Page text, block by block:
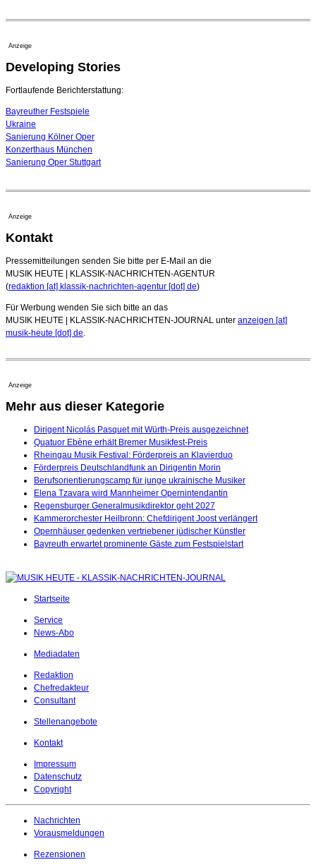
Dirigent Nicolás Pasquet mit Würth-Preis der
Jeunesses Musicales ausgezeichnet
07. August 2026 - 13:20 Uhr
Anzeige
Developing Stories
Fortlaufende Berichterstattung:
Bayreuther Festspiele
Ukraine
Sanierung Kölner Oper
Konzerthaus München
Sanierung Oper Stuttgart
Anzeige
Kontakt
Pressemitteilungen senden Sie bitte per E-Mail an die
MUSIK HEUTE | KLASSIK-NACHRICHTEN-AGENTUR
(redaktion [at] klassik-nachrichten-agentur [dot] de)
Für Werbung wenden Sie sich bitte an das
MUSIK HEUTE | KLASSIK-NACHRICHTEN-JOURNAL unter anzeigen [at]
musik-heute [dot] de
Anzeige
Mehr aus dieser Kategorie
Dirigent Nicolás Pasquet mit Würth-Preis ausgezeichnet
Quatuor Ebène erhält Bremer Musikfest-Preis
Rheingau Musik Festival: Förderpreis an Klavierduo
Förderpreis Deutschlandfunk an Dirigentin Morin
Berufsorientierungscamp für junge ukrainische Musiker
Elena Tzavara wird Mannheimer Opernintendantin
Regensburger Generalmusikdirektor geht 2027
Kammerorchester Heilbronn: Chefdirigent Joost verlängert
Opernhäuser gedenken vertriebener jüdischer Künstler
Bayreuth erwartet prominente Gäste zum Festspielstart
Startseite
Service
News-Abo
Mediadaten
Redaktion
Chefredakteur
Consultant
Stellenangebote
Kontakt
Impressum
Datenschutz
Copyright
Nachrichten
Vorausmeldungen
Rezensionen